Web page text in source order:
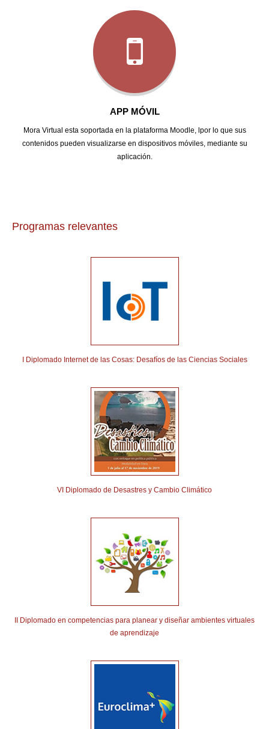
APP MÓVIL
Mora Virtual esta soportada en la plataforma Moodle, lpor lo que sus
contenidos pueden visualizarse en dispositivos móviles, mediante su
aplicación.
Programas relevantes
I Diplomado Internet de las Cosas: Desafíos de las Ciencias Sociales
VI Diplomado de Desastres y Cambio Climático
II Diplomado en competencias para planear y diseñar ambientes virtuales
de aprendizaje